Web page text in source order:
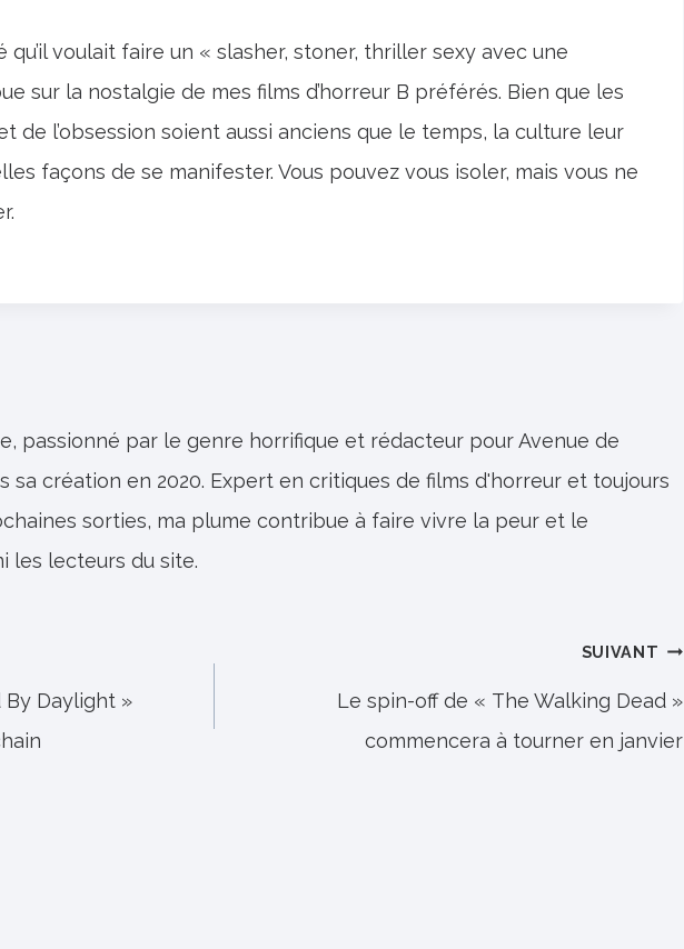
qu’il voulait faire un « slasher, stoner, thriller sexy avec une
sur la nostalgie de mes films d’horreur B préférés. Bien que les
de l’obsession soient aussi anciens que le temps, la culture leur
façons de se manifester. Vous pouvez vous isoler, mais vous ne
passionné par le genre horrifique et rédacteur pour Avenue de
sa création en 2020. Expert en critiques de films d'horreur et toujours
sorties, ma plume contribue à faire vivre la peur et le
les lecteurs du site.
By Daylight »
SUIVANT
Le spin-off de « The Walking Dead »
commencera à tourner en janvier